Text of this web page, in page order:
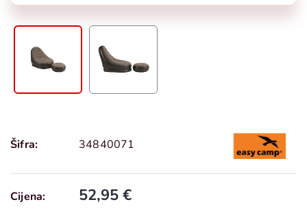
Šifra: 34840071
Cijena: 52,95 €